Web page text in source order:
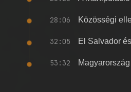
28:06 Közösségi
32:05 El Salvador
53:32